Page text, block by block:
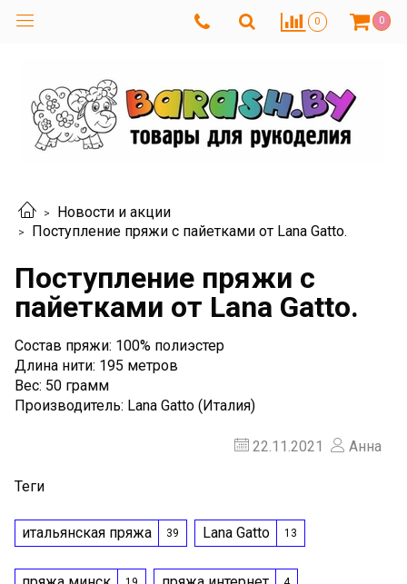
0 0
Новости и акции
Поступление пряжи с пайетками от Lana Gatto.
Поступление пряжи с
пайетками от Lana Gatto.
Состав пряжи: 100% полиэстер
Длина нити: 195 метров
Вес: 50 грамм
Производитель: Lana Gatto (Италия)
22.11.2021 Анна
Теги
итальянская пряжа 39 Lana Gatto 13